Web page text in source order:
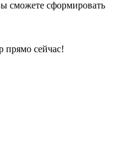
сможете сформировать
прямо сейчас!